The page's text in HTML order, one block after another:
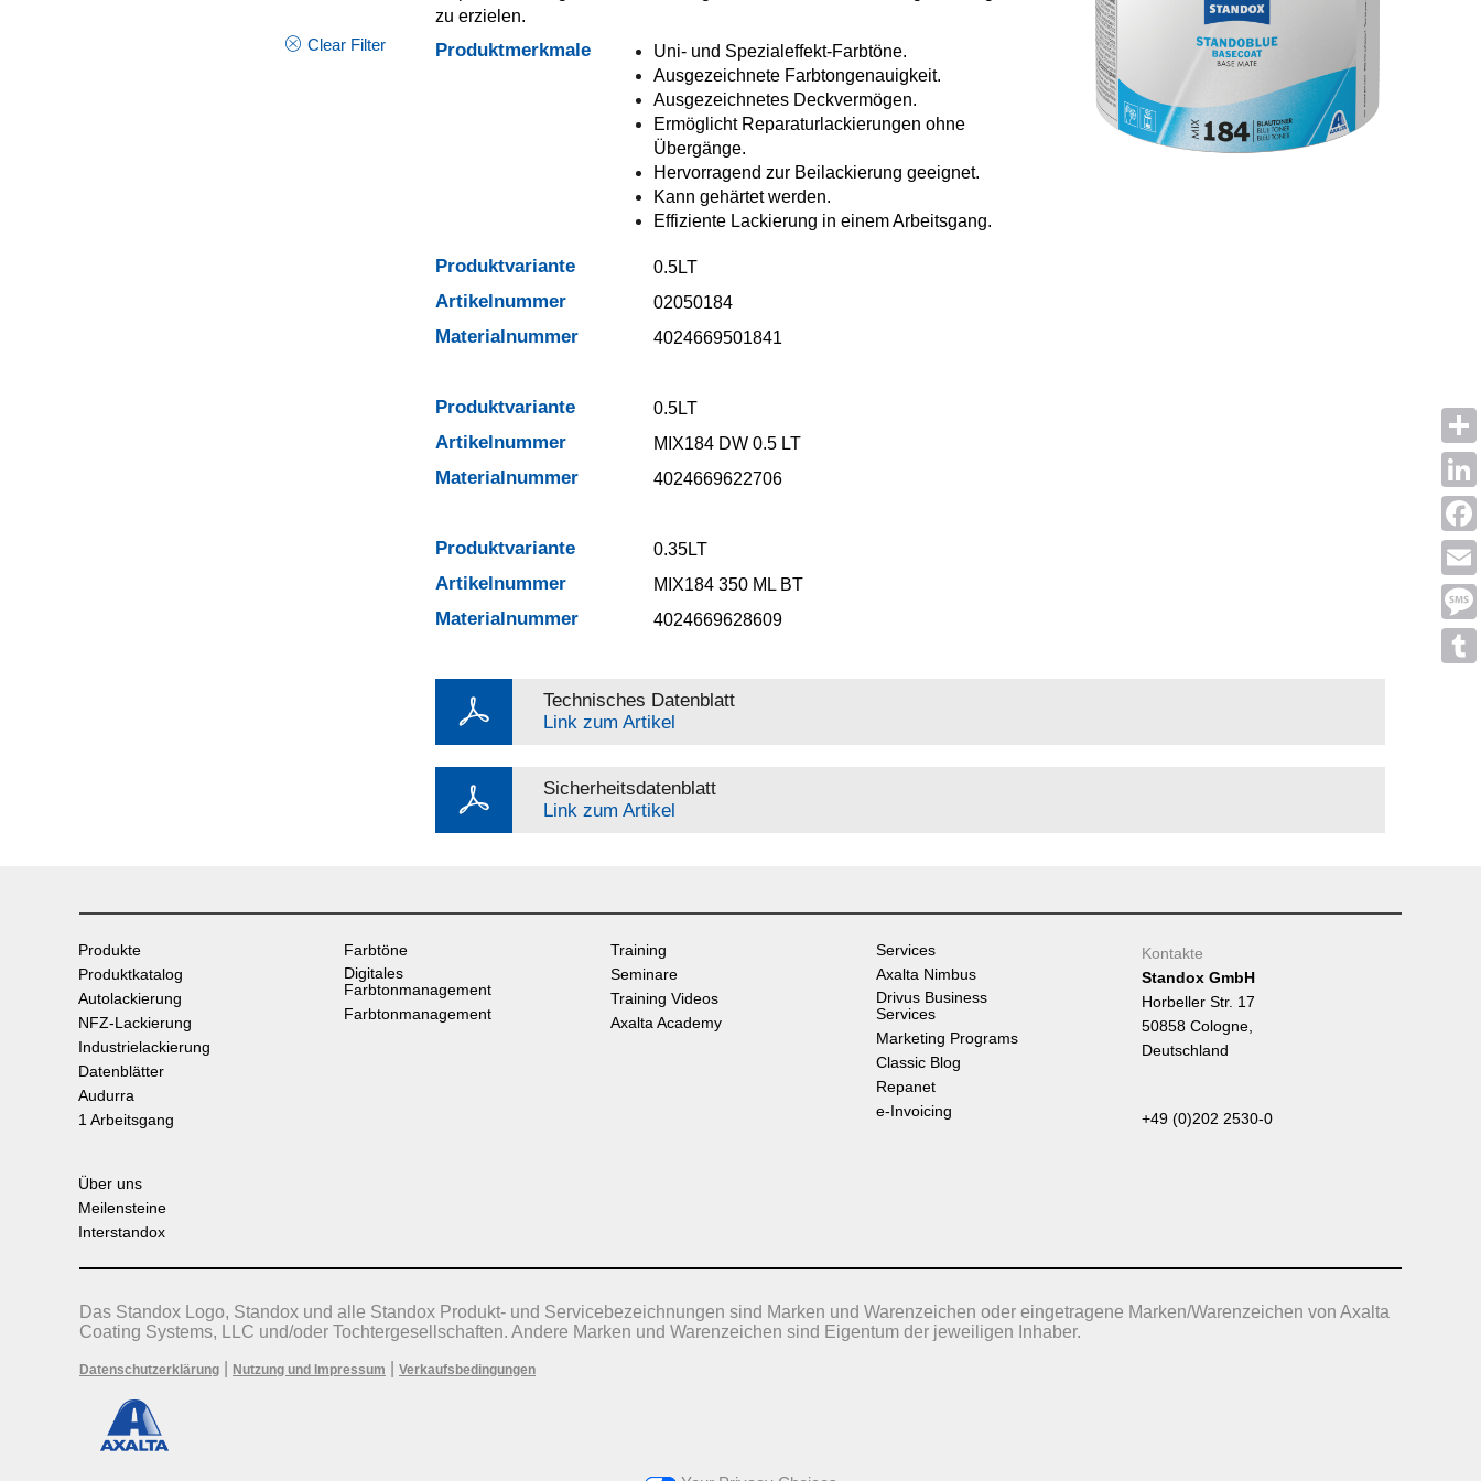
Email
Clear Filter
zu erzielen.
Produktmerkmale
Uni- und Spezialeffekt-Farbtöne.
Ausgezeichnete Farbtongenauigkeit.
Ausgezeichnetes Deckvermögen.
Ermöglicht Reparaturlackierungen ohne
Übergänge.
Hervorragend zur Beilackierung geeignet.
Kann gehärtet werden.
Effiziente Lackierung in einem Arbeitsgang.
Produktvariante 0.5LT
Artikelnummer 02050184
Materialnummer 4024669501841
Produktvariante 0.5LT
Artikelnummer MIX184 DW 0.5 LT
Materialnummer 4024669622706
Produktvariante 0.35LT
Artikelnummer MIX184 350 ML BT
Materialnummer 4024669628609
Technisches Datenblatt
Link zum Artikel
Sicherheitsdatenblatt
Link zum Artikel
Produkte
Produktkatalog
Autolackierung
NFZ-Lackierung
Industrielackierung
Datenblätter
Audurra
1 Arbeitsgang
Farbtöne
Digitales
Farbtonmanagement
Farbtonmanagement
Training
Seminare
Training Videos
Axalta Academy
Services
Axalta Nimbus
Drivus Business
Services
Marketing Programs
Classic Blog
Repanet
e-Invoicing
Über uns
Meilensteine
Interstandox
Kontakte
Standox GmbH
Horbeller Str. 17
50858 Cologne,
Deutschland
+49 (0)202 2530-0
Das Standox Logo, Standox und alle Standox Produkt- und Servicebezeichnungen sind Marken und Warenzeichen oder eingetragene Marken/Warenzeichen von Axalta
Coating Systems, LLC und/oder Tochtergesellschaften. Andere Marken und Warenzeichen sind Eigentum der jeweiligen Inhaber.
Datenschutzerklärung Nutzung und Impressum Verkaufsbedingungen